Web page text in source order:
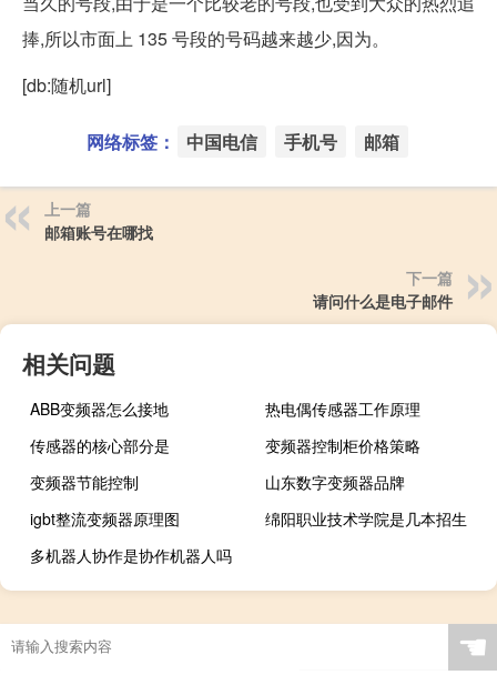
捧,所以市面上 135 号段的号码越来越少,因为。
[db:随机url]
网络标签： 中国电信 手机号 邮箱
上一篇
邮箱账号在哪找
下一篇
请问什么是电子邮件
相关问题
ABB变频器怎么接地
热电偶传感器工作原理
传感器的核心部分是
变频器控制柜价格策略
变频器节能控制
山东数字变频器品牌
igbt整流变频器原理图
绵阳职业技术学院是几本招生
多机器人协作是协作机器人吗
☚